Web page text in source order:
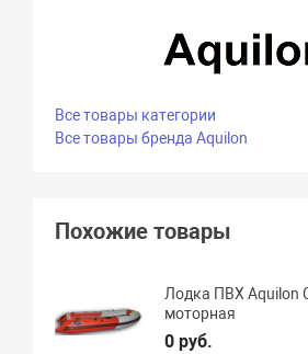
Все товары категории
Все товары бренда Aquilon
Похожие товары
Лодка ПВХ Aquilon
моторная
0 руб.